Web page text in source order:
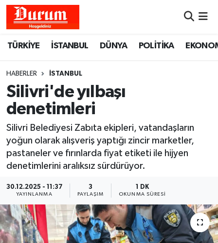
TÜRKİYE İSTANBUL DÜNYA POLİTİKA
HABERLER İSTANBUL
Silivri'de yılbaşı
denetimleri
Silivri Belediyesi Zabıta ekipleri, vatandaşların
yoğun olarak alışveriş yaptığı zincir marketler,
pastaneler ve fırınlarda fiyat etiketi ile hijyen
denetimlerini aralıksız sürdürüyor.
30.12.2025 - 11:37
YAYINLANMA
3
PAYLAŞIM
1 DK
OKUNMA SÜRESI
Hava Durumu
Namaz Vakitleri
Trafik Durumu
Süper Lig Puan Durumu ve Fikstür
Tüm Manşetler
Son Dakika Haberleri
Haber Arşivi